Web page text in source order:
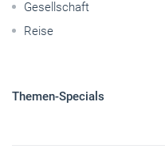
Gesellschaft
Reise
Themen-Specials